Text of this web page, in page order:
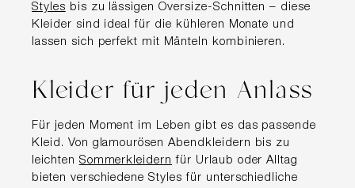
Styles bis zu lässigen Oversize-Schnitten – diese
Kleider sind ideal für die kühleren Monate und
lassen sich perfekt mit Mänteln kombinieren.
Kleider für jeden Anlass
Für jeden Moment im Leben gibt es das passende
Kleid. Von glamourösen Abendkleidern bis zu
leichten Sommerkleidern für Urlaub oder Alltag
bieten verschiedene Styles für unterschiedliche